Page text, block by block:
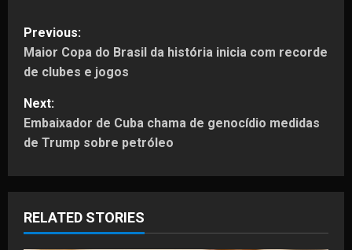
P
o
s
t
a
v
Previous:
Maior Copa do Brasil da história inicia com recorde
de clubes e jogos
Next:
Embaixador de Cuba chama de genocídio medidas
de Trump sobre petróleo
RELATED STORIES